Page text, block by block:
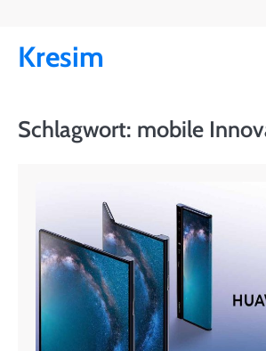
content
Kresim
Schlagwort: mobile